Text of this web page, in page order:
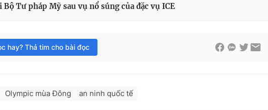
Tư pháp Mỹ sau vụ nổ súng của đặc vụ ICE
hay? Thả tim cho bài đọc
Olympic mùa Đông an ninh quốc tế